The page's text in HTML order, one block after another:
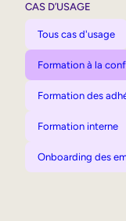
CAS D’USAGE
Tous cas d'usage
Formation à la
Formation des
Formation interne
Onboarding des